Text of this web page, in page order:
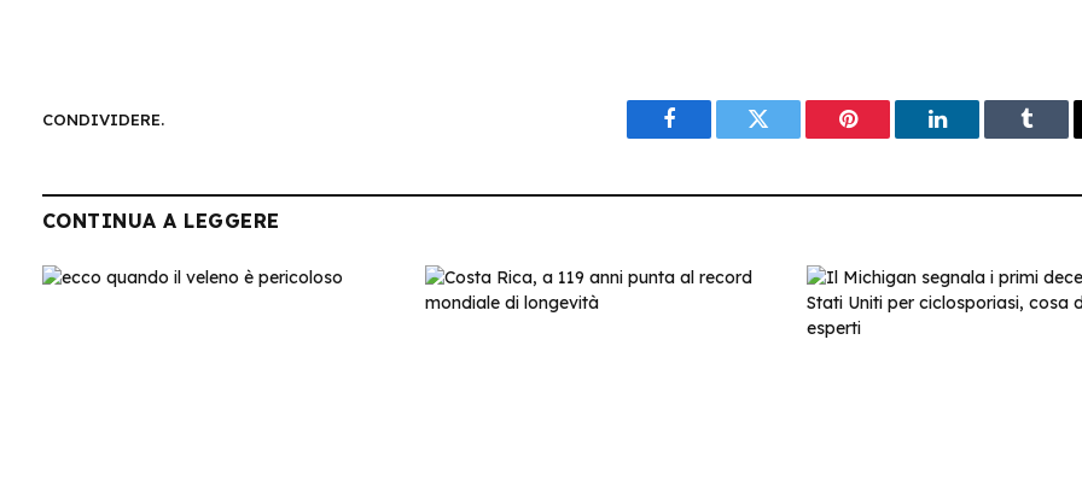
CONDIVIDERE.
Facebook Twitter Pinterest LinkedIn
CONTINUA A LEGGERE